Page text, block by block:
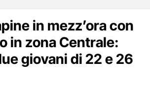
in mezz’ora con
in zona Centrale:
giovani di 22 e 26